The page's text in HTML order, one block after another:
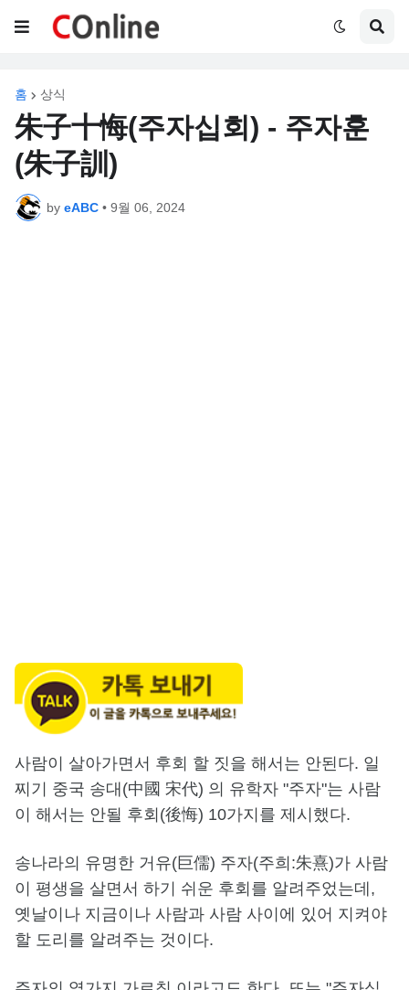
홈 상식
朱子十悔(주자십회) - 주자훈
(朱子訓)
by eABC • 9월 06, 2024
사람이 살아가면서 후회 할 짓을 해서는 안된다. 일
찌기 중국 송대(中國 宋代) 의 유학자 "주자"는 사람
이 해서는 안될 후회(後悔) 10가지를 제시했다.
송나라의 유명한 거유(巨儒) 주자(주희:朱熹)가 사람
이 평생을 살면서 하기 쉬운 후회를 알려주었는데,
옛날이나 지금이나 사람과 사람 사이에 있어 지켜야
할 도리를 알려주는 것이다.